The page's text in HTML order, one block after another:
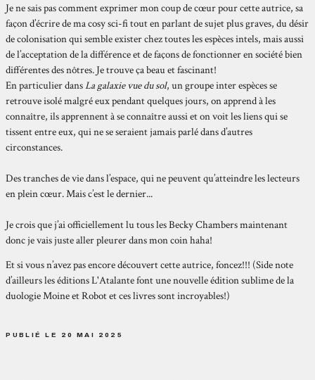
Je ne sais pas comment exprimer mon coup de cœur pour cette autrice, sa
façon d’écrire de ma cosy sci-fi tout en parlant de sujet plus graves, du désir
de colonisation qui semble exister chez toutes les espèces intels, mais aussi
de l’acceptation de la différence et de façons de fonctionner en société bien
différentes des nôtres. Je trouve ça beau et fascinant!
En particulier dansLa galaxie vue du sol, un groupe inter espèces se
retrouve isolé malgré eux pendant quelques jours, on apprend à les
connaître, ils apprennent à se connaître aussi et on voit les liens qui se
tissent entre eux, qui ne se seraient jamais parlé dans d’autres
circonstances.
Des tranches de vie dans l’espace, qui ne peuvent qu’atteindre les lecteurs
en plein cœur. Mais c’est le dernier...
Je crois que j’ai officiellement lu tous les Becky Chambers maintenant
donc je vais juste aller pleurer dans mon coin haha!
Et si vous n’avez pas encore découvert cette autrice, foncez!!! (Side note
d’ailleurs les éditions L'Atalante font une nouvelle édition sublime de la
duologie Moine et Robot et ces livres sont incroyables!)
PUBLIÉ LE 20 MAI 2025